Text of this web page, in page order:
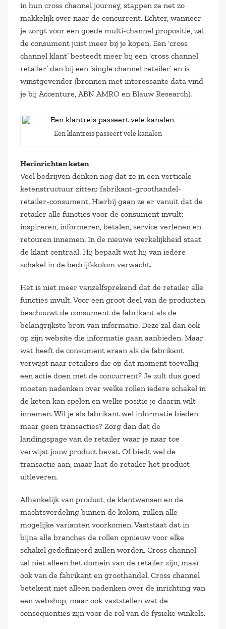
in hun cross channel journey, stappen ze net zo
makkelijk over naar de concurrent. Echter, wanneer
je zorgt voor een goede multi-channel propositie, zal
de consument juist meer bij je kopen. Een ‘cross
channel klant’ besteedt meer bij een ‘cross channel
retailer’ dan bij een ‘single channel retailer’ en is
winstgevender (bronnen met interessante data vind
je bij Accenture, ABN AMRO en Blauw Research).
Een klantreis passeert vele kanalen
Herinrichten keten
Veel bedrijven denken nog dat ze in een verticale
ketenstructuur zitten: fabrikant-groothandel-
retailer-consument. Hierbij gaan ze er vanuit dat de
retailer alle functies voor de consument invult:
inspireren, informeren, betalen, service verlenen en
retouren innemen. In de nieuwe werkelijkheid staat
de klant centraal. Hij bepaalt wat hij van iedere
schakel in de bedrijfskolom verwacht.
Het is niet meer vanzelfsprekend dat de retailer alle
functies invult. Voor een groot deel van de producten
beschouwt de consument de fabrikant als de
belangrijkste bron van informatie. Deze zal dan ook
op zijn website die informatie gaan aanbieden. Maar
wat heeft de consument eraan als de fabrikant
verwijst naar retailers die op dat moment toevallig
een actie doen met de concurrent? Je zult dus goed
moeten nadenken over welke rollen iedere schakel in
de keten kan spelen en welke positie je daarin wilt
innemen. Wil je als fabrikant wel informatie bieden
maar geen transacties? Zorg dan dat de
landingspage van de retailer waar je naar toe
verwijst jouw product bevat. Of biedt wel de
transactie aan, maar laat de retailer het product
uitleveren.
Afhankelijk van product, de klantwensen en de
machtsverdeling binnen de kolom, zullen alle
mogelijke varianten voorkomen. Vaststaat dat in
bijna alle branches de rollen opnieuw voor elke
schakel gedefiniëerd zullen worden. Cross channel
zal niet alleen het domein van de retailer zijn, maar
ook van de fabrikant en groothandel. Cross channel
betekent niet alleen nadenken over de inrichting van
een webshop, maar ook vaststellen wat de
consequenties zijn voor de rol van de fysieke winkels.